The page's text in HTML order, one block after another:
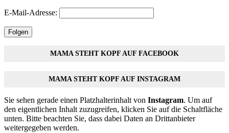
E-Mail-Adresse:
Folgen
MAMA STEHT KOPF AUF FACEBOOK
MAMA STEHT KOPF AUF INSTAGRAM
Sie sehen gerade einen Platzhalterinhalt von Instagram. Um auf
den eigentlichen Inhalt zuzugreifen, klicken Sie auf die Schaltfläche
unten. Bitte beachten Sie, dass dabei Daten an Drittanbieter
weitergegeben werden.